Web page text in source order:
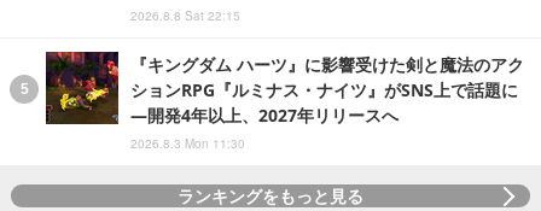
2026.8.8 Sat 22:15
『キングダム ハーツ』に影響受けた剣と魔法のアク
ションRPG『ルミナス・ナイツ』がSNS上で話題に
―開発4年以上、2027年リリースへ
2026.8.3 Mon 11:30
ランキングをもっと見る